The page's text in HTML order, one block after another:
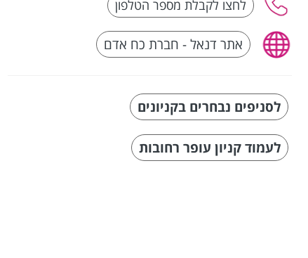
אתר דנאל - חברת כח אדם
לסניפים נבחרים בקניונים
לעמוד קניון עופר רחובות